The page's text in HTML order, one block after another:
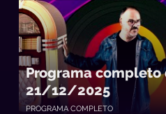
Programa completo
21/12/2025
PROGRAMA COMPLETO